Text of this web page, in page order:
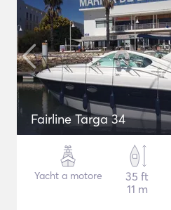
Fairline Targa 34
Yacht a motore
35 ft
11 m